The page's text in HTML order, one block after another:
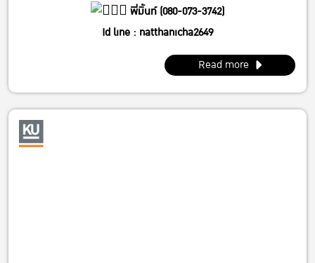
พี่มิ้นท์ (080-073-3742)
Id line : natthanicha2649
IG : @_m.mintt_
พี่โฟร์ (086-339-3381)
Id line : fourbrabra424
Read more